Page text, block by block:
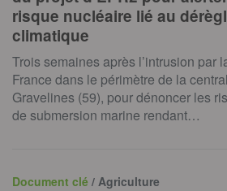
risque nucléaire lié au
climatique
Trois semaines après l’intrusion par
France dans le périmètre de la
Gravelines (59), pour dénoncer les
de submersion marine rendant…
Document clé / Agriculture